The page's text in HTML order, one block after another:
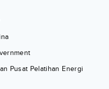
Pusat Pelatihan Energi